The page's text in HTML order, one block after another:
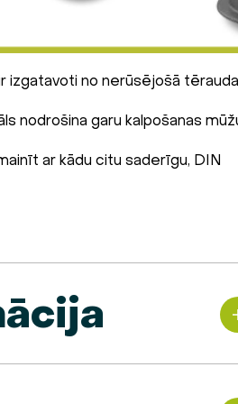
izgatavoti no nerūsējošā tērauda
nodrošina garu kalpošanas
ar kādu citu saderīgu, DIN